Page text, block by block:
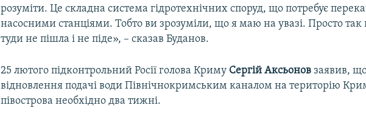
розуміти. Це складна система гідротехнічних споруд, що потребує
насосними станціями. Тобто ви зрозуміли, що я маю на увазі. Просто так
туди не пішла і не піде», – сказав Буданов.
25 лютого підконтрольний Росії голова Криму Сергій Аксьоновзаявив,
відновлення подачі води Північнокримським каналом на територію
півострова необхідно два тижні.